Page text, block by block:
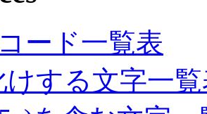
ード一覧表
けする文字一